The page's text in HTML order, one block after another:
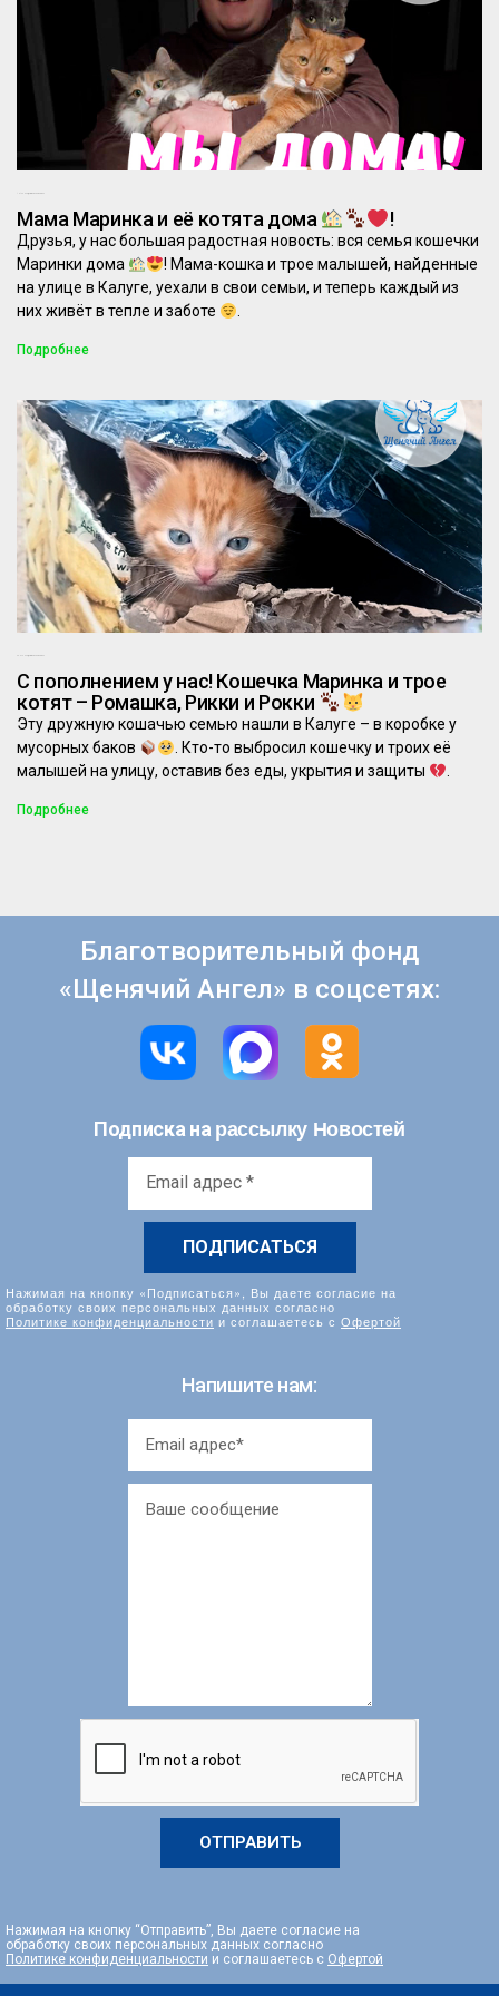
Мама Маринка и её котята дома !
Друзья, у нас большая радостная новость: вся семья кошечки
Маринки дома
! Мама-кошка и трое малышей, найденные
на улице в Калуге, уехали в свои семьи, и теперь каждый из
них живёт в тепле и заботе
.
Подробнее
С пополнением у нас! Кошечка Маринка и трое
котят – Ромашка, Рикки и Рокки
Эту дружную кошачью семью нашли в Калуге – в коробке у
мусорных баков
. Кто-то выбросил кошечку и троих её
малышей на улицу, оставив без еды, укрытия и защиты
.
Подробнее
Благотворительный фонд
«Щенячий Ангел» в соцсетях:
Подписка на рассылку Новостей
Нажимая на кнопку «Подписаться», Вы даете согласие на
обработку своих персональных данных согласно
Политике конфиденциальности и соглашаетесь с Офертой
Напишите нам:
ОТПРАВИТЬ
Нажимая на кнопку “Отправить”, Вы даете согласие на
обработку своих персональных данных согласно
Политике конфиденциальности и соглашаетесь с Офертой